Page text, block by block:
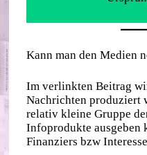
Kann man den Medien
Im verlinkten Beitrag
Nachrichten produziert
relativ kleine Gruppe
Infoprodukte ausgeben
Finanziers bzw